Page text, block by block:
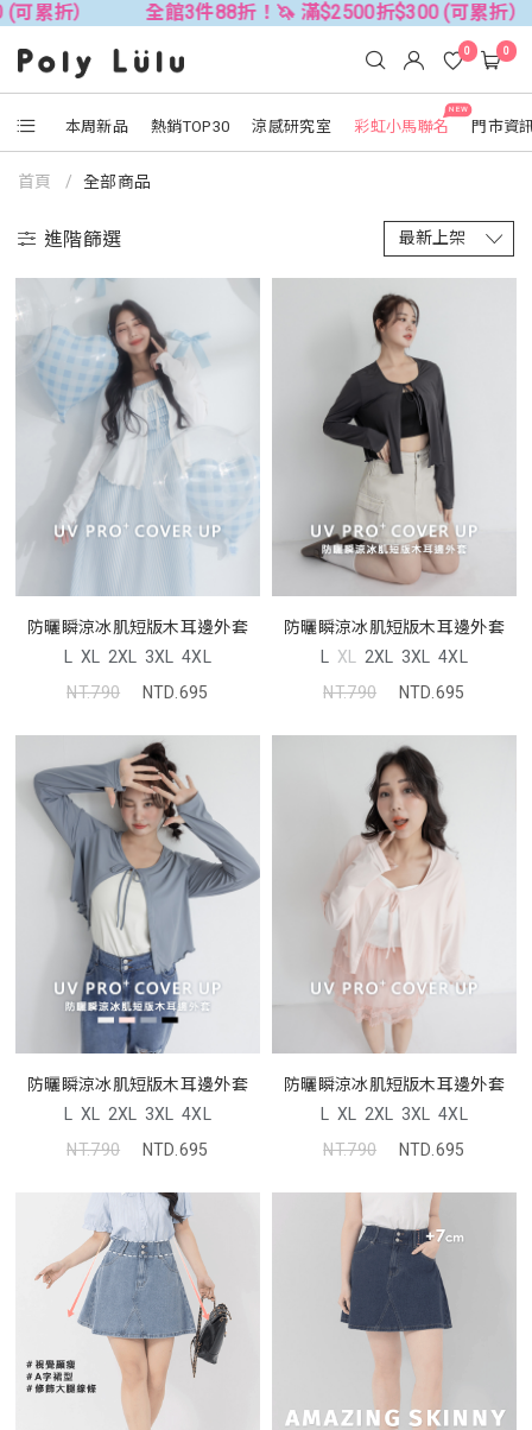
全館3件88折！🦄 滿$2500折$300 (可累折） 全館
本周新品 熱銷TOP30 涼感研究室
NEW
彩虹小馬聯名 門市資
0 0
首頁 全部商品
進階篩選
防曬瞬涼冰肌短版木耳邊外套
L XL 2XL 3XL 4XL
NT.790
NTD.695
防曬瞬涼冰肌短版木耳邊外套
L XL 2XL 3XL 4XL
NT.790
NTD.695
防曬瞬涼冰肌短版木耳邊外套
L XL 2XL 3XL 4XL
NT.790
NTD.695
防曬瞬涼冰肌短版木耳邊外套
L XL 2XL 3XL 4XL
NT.790
NTD.695